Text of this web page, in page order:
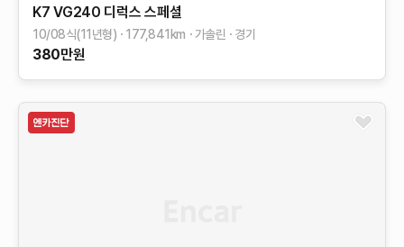
K7 VG240 디럭스 스페셜
10/08식(11년형) 177,841 km 가솔린 경기
380만원